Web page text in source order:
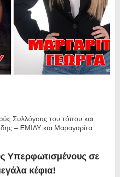
Συλλόγους του τόπου και
– ΕΜΙΛΥ και Μαραγαρίτα
Υπερφωτισμένους σε
κέφια!